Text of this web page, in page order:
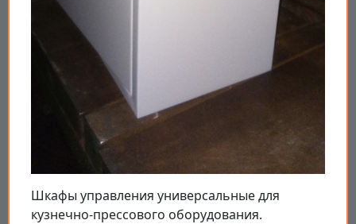
Шкафы управления универсальные для
кузнечно-прессового оборудования.